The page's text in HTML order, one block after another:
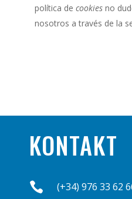
política de cookiesno
nosotros a través de la
KONTAKT
 (+34) 976 33 62